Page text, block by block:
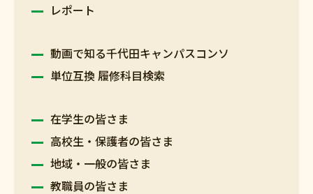
レポート
動画で知る千代田キャンパスコンソ
単位互換 履修科目検索
在学生の皆さま
高校生・保護者の皆さま
地域・一般の皆さま
教職員の皆さま